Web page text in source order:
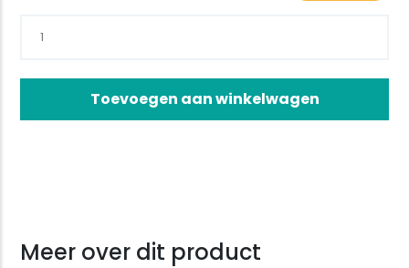
Toevoegen aan winkelwagen
Meer over dit product